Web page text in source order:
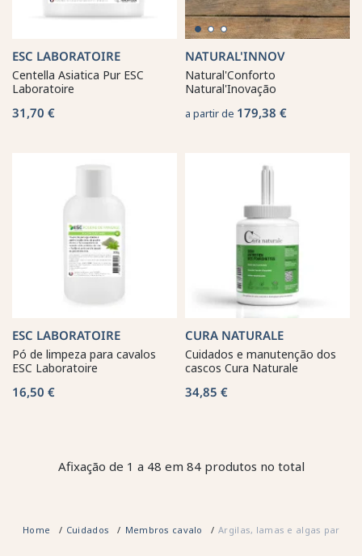
ESC LABORATOIRE
Centella Asiatica Pur ESC
Laboratoire
31,70 €
NATURAL'INNOV
Natural'Conforto
Natural'Inovação
a partir de 179,38 €
ESC LABORATOIRE
Pó de limpeza para cavalos
ESC Laboratoire
16,50 €
CURA NATURALE
Cuidados e manutenção dos
cascos Cura Naturale
34,85 €
Afixação de 1 a 48 em 84 produtos no total
Home Cuidados Membros cavalo Argilas, lamas e algas para